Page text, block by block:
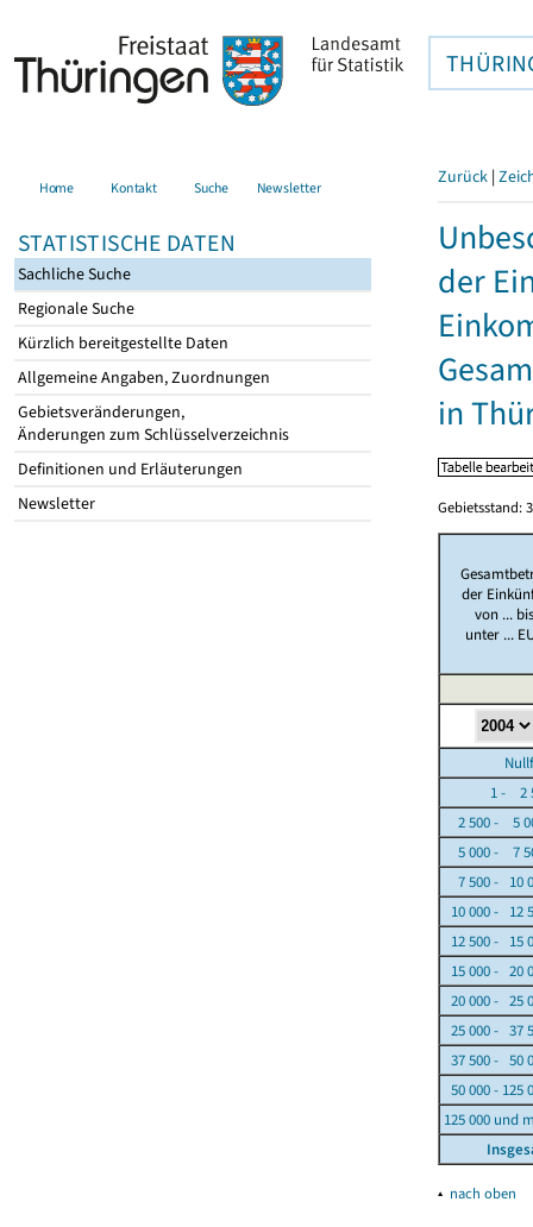
Home Kontakt Suche Newsletter
STATISTISCHE DATEN
Sachliche Suche
Regionale Suche
Kürzlich bereitgestellte Daten
Allgemeine Angaben, Zuordnungen
Gebietsveränderungen,
Änderungen zum Schlüsselverzeichnis
Definitionen und Erläuterungen
Newsletter
Zurück |
der
in
Gebietsstand:
der
von ...
unter ...
1 - 2
2 500 - 5
5 000 - 7
7 500 - 10
10 000 - 12
12 500 - 15
15 000 - 20
20 000 - 25
25 000 - 37
37 500 - 50
50 000 - 125
125 000 und
▴ nach oben